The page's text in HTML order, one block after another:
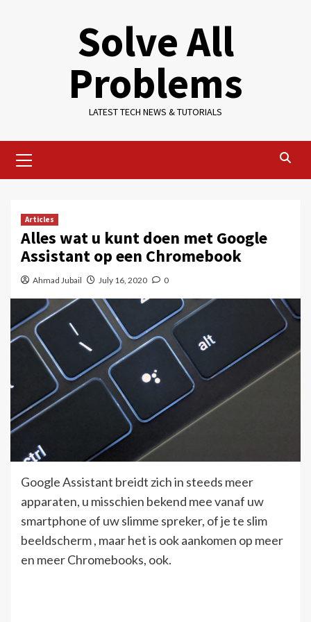
Solve All
Problems
LATEST TECH NEWS & TUTORIALS
Menu
Articles
Alles wat u kunt doen met Google
Assistant op een Chromebook
Ahmad Jubail July 16, 2020 0
Google Assistant breidt zich in steeds meer
apparaten, u misschien bekend mee vanaf uw
smartphone of uw slimme spreker, of je te slim
beeldscherm , maar het is ook aankomen op meer
en meer Chromebooks, ook.